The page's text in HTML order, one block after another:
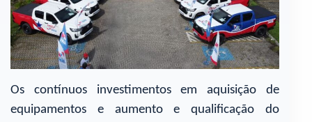
Os contínuos investimentos em aquisição de
equipamentos e aumento e qualificação do